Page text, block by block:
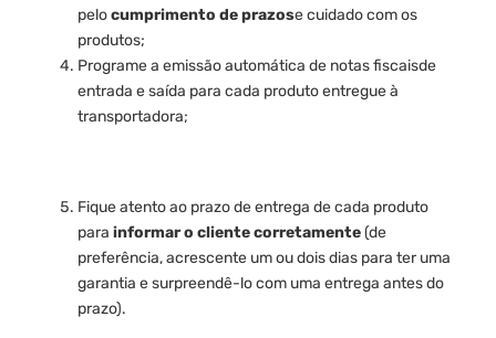
pelocumprimento de prazose cuidado com os
produtos;
Programe a emissão automática de notas fiscaisde
entrada e saída para cada produto entregue à
transportadora;
Fique atento ao prazo de entrega de cada produto
para informar o cliente corretamente(de
preferência, acrescente um ou dois dias para ter uma
garantia e surpreendê-lo com uma entrega antes do
prazo).